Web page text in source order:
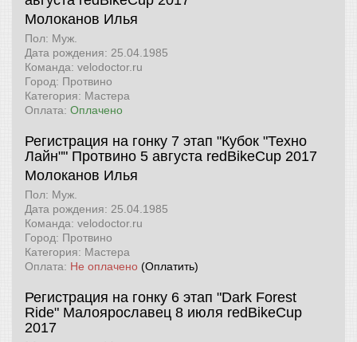
Молоканов Илья
Пол: Муж.
Дата рождения: 25.04.1985
Команда: velodoctor.ru
Город: Протвино
Категория: Мастера
Оплата: Оплачено
Регистрация на гонку 7 этап "Кубок "Техно
Лайн"" Протвино 5 августа redBikeCup 2017
Молоканов Илья
Пол: Муж.
Дата рождения: 25.04.1985
Команда: velodoctor.ru
Город: Протвино
Категория: Мастера
Оплата: Не оплачено (Оплатить)
Регистрация на гонку 6 этап "Dark Forest
Ride" Малоярославец 8 июля redBikeCup
2017